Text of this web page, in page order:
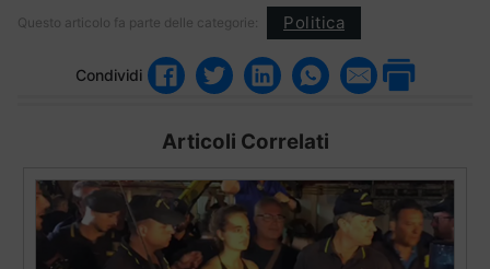
Questo articolo fa parte delle categorie: Politica
Condividi
Articoli Correlati